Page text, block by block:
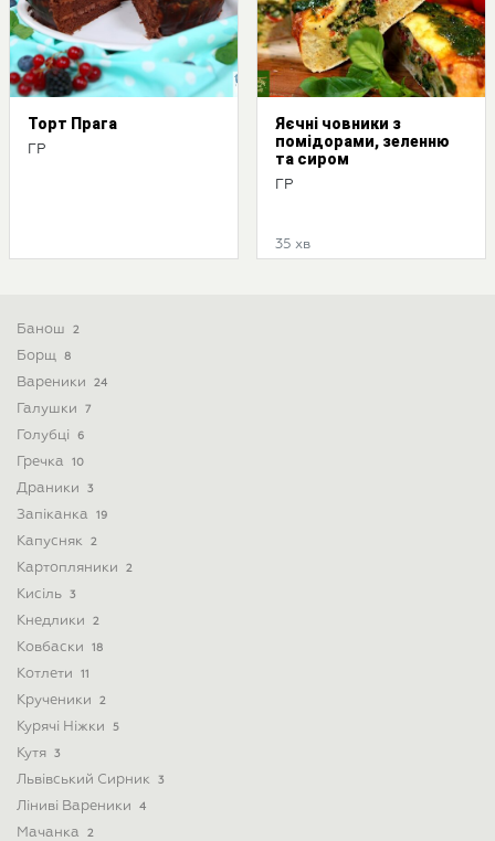
Торт Прага
ГР
Яєчні човники з
помідорами, зеленню
та сиром
ГР
35 хв
Банош 2
Борщ 8
Вареники 24
Галушки 7
Голубці 6
Гречка 10
Драники 3
Запіканка 19
Капусняк 2
Картопляники 2
Кисіль 3
Кнедлики 2
Ковбаски 18
Котлети 11
Крученики 2
Курячі Ніжки 5
Кутя 3
Львівський Сирник 3
Ліниві Вареники 4
Мачанка 2